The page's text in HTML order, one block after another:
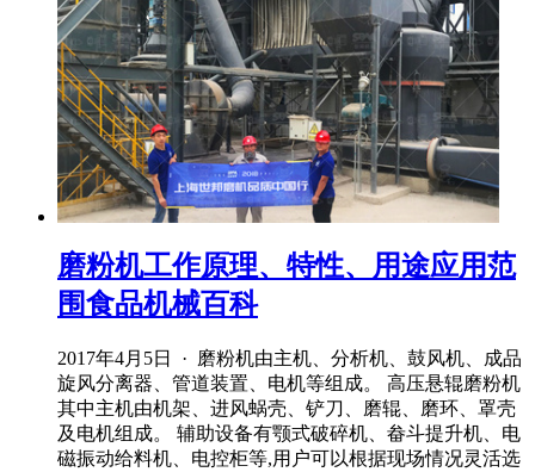
磨粉机工作原理、特性、用途应用范
围食品机械百科
2017年4月5日 · 磨粉机由主机、分析机、鼓风机、成品
旋风分离器、管道装置、电机等组成。 高压悬辊磨粉机
其中主机由机架、进风蜗壳、铲刀、磨辊、磨环、罩壳
及电机组成。 辅助设备有颚式破碎机、畚斗提升机、电
磁振动给料机、电控柜等,用户可以根据现场情况灵活选